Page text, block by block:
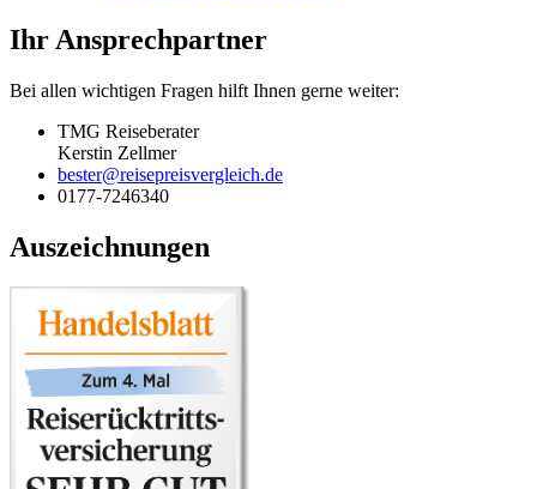
Ihr Ansprechpartner
Bei allen wichtigen Fragen hilft Ihnen gerne weiter:
TMG Reiseberater
Kerstin Zellmer
bester@reisepreisvergleich.de
0177-7246340
Auszeichnungen